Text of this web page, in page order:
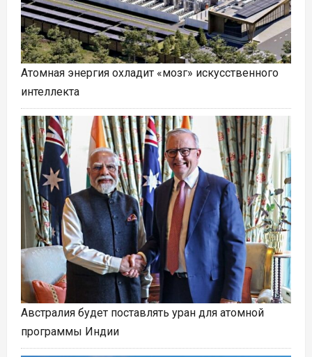
Атомная энергия охладит «мозг» искусственного
интеллекта
Австралия будет поставлять уран для атомной
программы Индии